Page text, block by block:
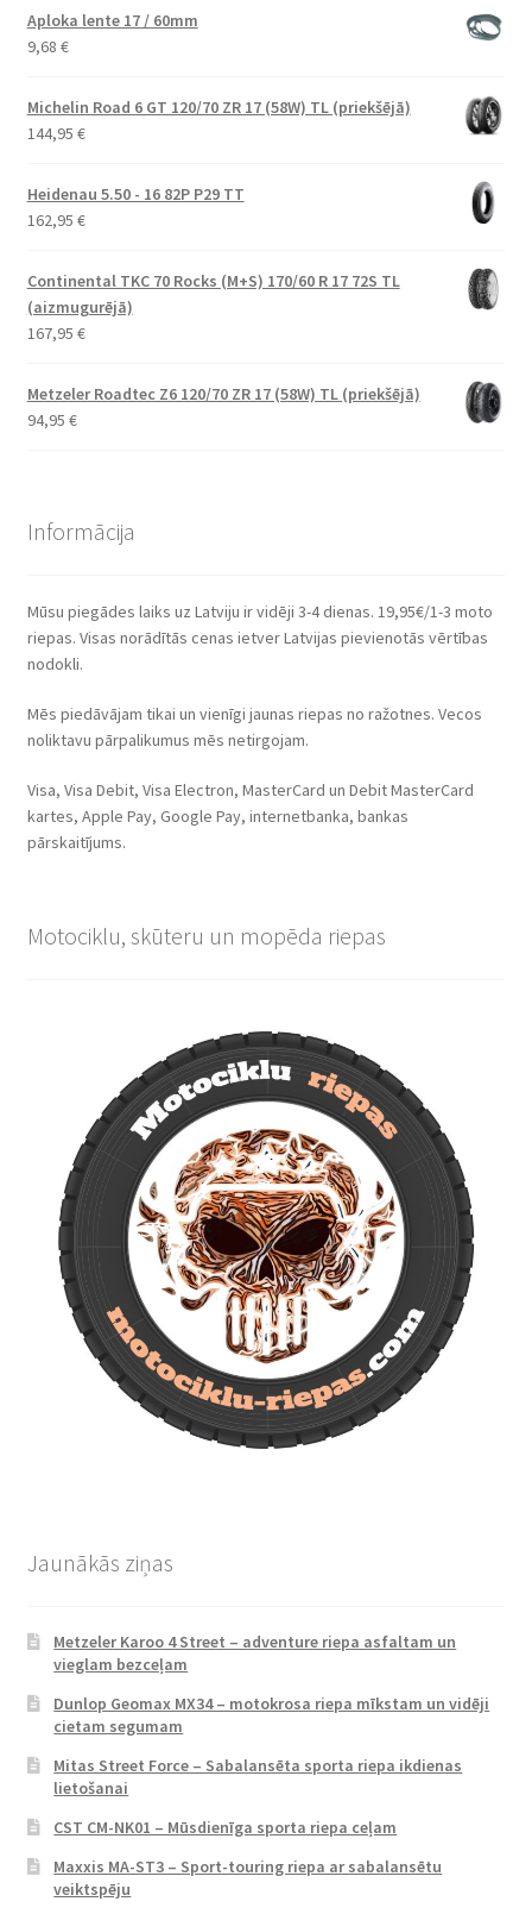
Aploka lente 17 / 60mm
9,68 €
Michelin Road 6 GT 120/70 ZR 17 (58W) TL (priekšējā)
144,95 €
Heidenau 5.50 - 16 82P P29 TT
162,95 €
Continental TKC 70 Rocks (M+S) 170/60 R 17 72S TL
(aizmugurējā)
167,95 €
Metzeler Roadtec Z6 120/70 ZR 17 (58W) TL (priekšējā)
94,95 €
Informācija
Mūsu piegādes laiks uz Latviju ir vidēji 3-4 dienas. 19,95€/1-3 moto
riepas. Visas norādītās cenas ietver Latvijas pievienotās vērtības
nodokli.
Mēs piedāvājam tikai un vienīgi jaunas riepas no ražotnes. Vecos
noliktavu pārpalikumus mēs netirgojam.
Visa, Visa Debit, Visa Electron, MasterCard un Debit MasterCard
kartes, Apple Pay, Google Pay, internetbanka, bankas
pārskaitījums.
Motociklu, skūteru un mopēda riepas
Jaunākās ziņas
Metzeler Karoo 4 Street – adventure riepa asfaltam un
vieglam bezceļam
Dunlop Geomax MX34 – motokrosa riepa mīkstam un vidēji
cietam segumam
Mitas Street Force – Sabalansēta sporta riepa ikdienas
lietošanai
CST CM-NK01 – Mūsdienīga sporta riepa ceļam
Maxxis MA-ST3 – Sport-touring riepa ar sabalansētu
veiktspēju